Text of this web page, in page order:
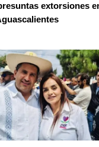
extorsiones